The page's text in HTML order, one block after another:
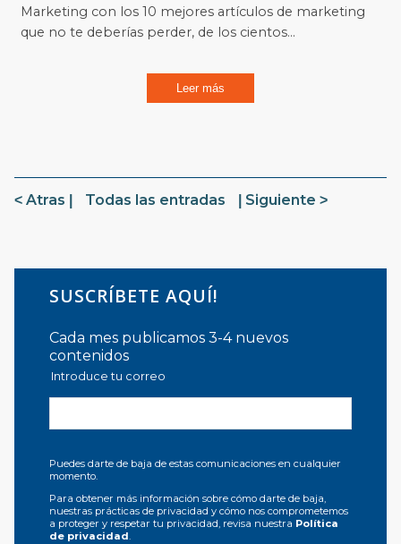
Marketing con los 10 mejores artículos de marketing
que no te deberías perder, de los cientos...
Leer más
Atras Todas las entradas Siguiente
SUSCRÍBETE AQUÍ!
Cada mes publicamos 3-4 nuevos
contenidos
Introduce tu correo
Puedes darte de baja de estas comunicaciones en cualquier
momento.
Para obtener más información sobre cómo darte de baja,
nuestras prácticas de privacidad y cómo nos comprometemos
a proteger y respetar tu privacidad, revisa nuestra Política
de privacidad.